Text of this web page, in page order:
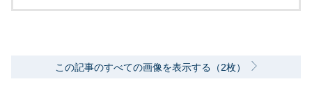
この記事のすべての画像を表示する（2枚）